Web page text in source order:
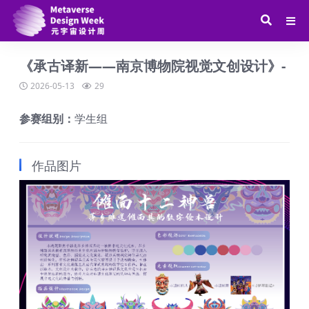
《承古译新——南京博物院视觉文创设计》-
2026-05-13 29
参赛组别： 学生组
作品图片